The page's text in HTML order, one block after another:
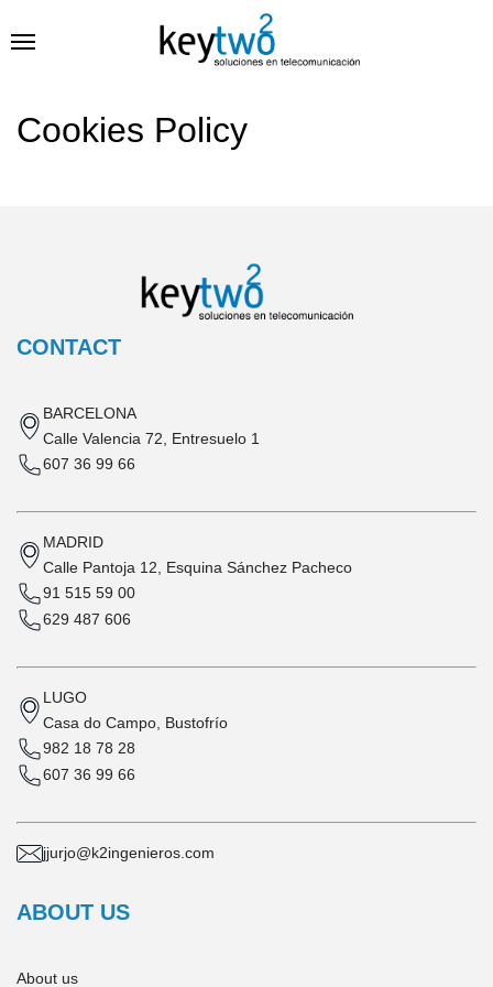
Cookies Policy
CONTACT
BARCELONA
Calle Valencia 72, Entresuelo 1
607 36 99 66
MADRID
Calle Pantoja 12, Esquina Sánchez Pacheco
91 515 59 00
629 487 606
LUGO
Casa do Campo, Bustofrío
982 18 78 28
607 36 99 66
jjurjo@k2ingenieros.com
ABOUT US
About us